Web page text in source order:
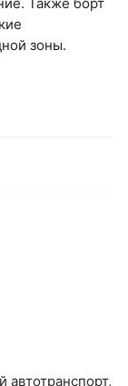
село
"Мир
Н8
зоны.